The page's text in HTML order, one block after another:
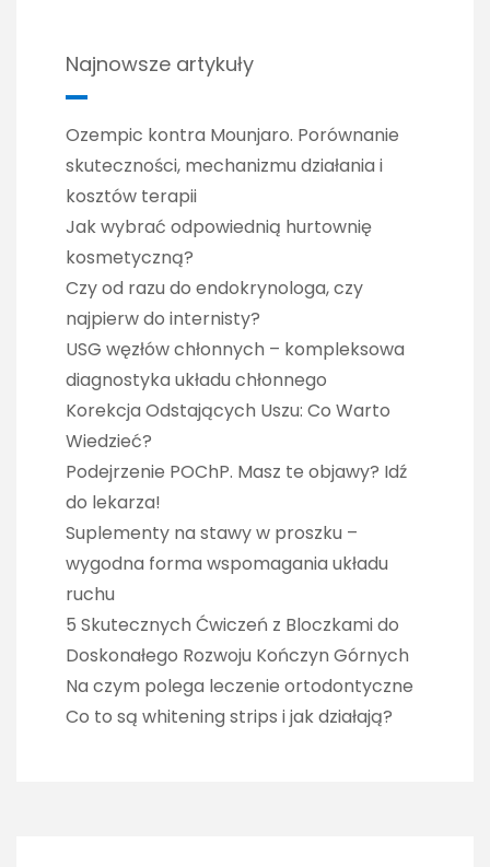
Najnowsze artykuły
Ozempic kontra Mounjaro. Porównanie
skuteczności, mechanizmu działania i
kosztów terapii
Jak wybrać odpowiednią hurtownię
kosmetyczną?
Czy od razu do endokrynologa, czy
najpierw do internisty?
USG węzłów chłonnych – kompleksowa
diagnostyka układu chłonnego
Korekcja Odstających Uszu: Co Warto
Wiedzieć?
Podejrzenie POChP. Masz te objawy? Idź
do lekarza!
Suplementy na stawy w proszku –
wygodna forma wspomagania układu
ruchu
5 Skutecznych Ćwiczeń z Bloczkami do
Doskonałego Rozwoju Kończyn Górnych
Na czym polega leczenie ortodontyczne
Co to są whitening strips i jak działają?